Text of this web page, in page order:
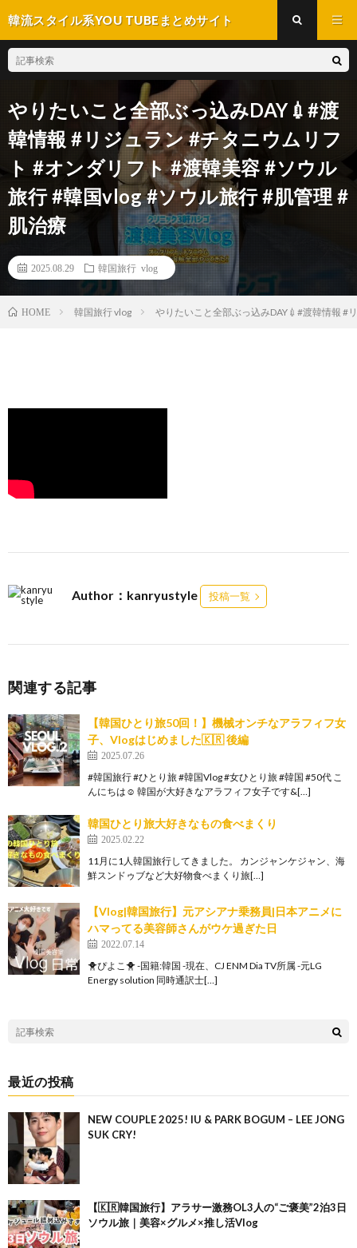
韓流スタイル系YOU TUBEまとめサイト
やりたいこと全部ぶっ込みDAY💉#渡
韓情報 #リジュラン #チタニウムリフ
ト #オンダリフト #渡韓美容 #ソウル
旅行 #韓国vlog #ソウル旅行 #肌管理 #
肌治療
2025.08.29 韓国旅行 vlog
HOME 韓国旅行 vlog やりたいこと全部ぶっ込みDAY💉#渡韓情報 #
Author：kanryustyle 投稿一覧
関連する記事
【韓国ひとり旅50回！】機械オンチなアラフィフ女
子、Vlogはじめました🇰🇷 後編
2025.07.26
#韓国旅行 #ひとり旅 #韓国Vlog #女ひとり旅 #韓国 #50代 こ
んにちは☺️ 韓国が大好きなアラフィフ女子です&[…]
韓国ひとり旅大好きなもの食べまくり
2025.02.22
11月に1人韓国旅行してきました。 カンジャンケジャン、海
鮮スンドゥブなど大好物食べまくり旅[…]
【Vlog|韓国旅行】元アシアナ乗務員|日本アニメに
ハマってる美容師さんがウケ過ぎた日
2022.07.14
🐥ぴよこ🐥 -国籍:韓国 -現在、CJ ENM Dia TV所属 -元LG
Energy solution 同時通訳士[…]
最近の投稿
NEW COUPLE 2025! IU & PARK BOGUM – LEE JONG
SUK CRY!
【🇰🇷韓国旅行】アラサー激務OL3人の“ご褒美”2泊3日
ソウル旅｜美容×グルメ×推し活Vlog